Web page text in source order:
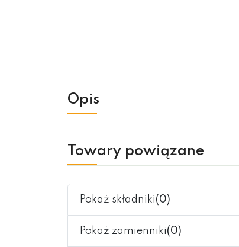
Opis
Towary powiązane
Pokaż składniki(0)
Pokaż zamienniki(0)